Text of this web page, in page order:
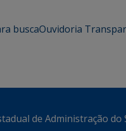
buscaOuvidoria
de Administração